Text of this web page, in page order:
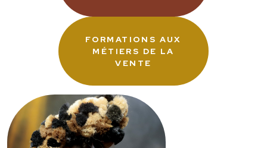
FORMATIONS AUX
MÉTIERS DE LA
VENTE